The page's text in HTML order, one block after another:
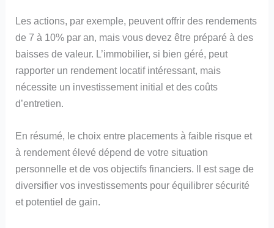
Les actions, par exemple, peuvent offrir des rendements
de 7 à 10% par an, mais vous devez être préparé à des
baisses de valeur. L’immobilier, si bien géré, peut
rapporter un rendement locatif intéressant, mais
nécessite un investissement initial et des coûts
d’entretien.
En résumé, le choix entre placements à faible risque et
à rendement élevé dépend de votre situation
personnelle et de vos objectifs financiers. Il est sage de
diversifier vos investissements pour équilibrer sécurité
et potentiel de gain.